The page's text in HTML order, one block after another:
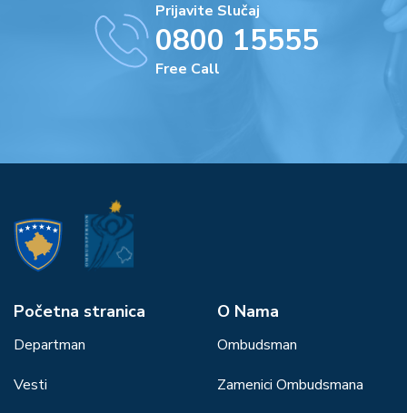
Prijavite Slučaj
0800 15555
Free Call
Početna stranica
Departman
Vesti
О Nama
Ombudsman
Zamenici Ombudsmana